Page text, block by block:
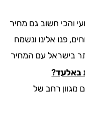
חשוב גם מחיר
אלינו ונשמח
עם המחיר
רחב של